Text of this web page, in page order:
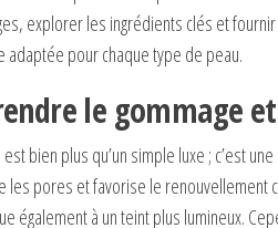
explorer les ingrédients clés et
adaptée pour chaque type de peau.
le gommage
est bien plus qu’un simple luxe ; c’est
les pores et favorise le renouvellement
également à un teint plus lumineux.